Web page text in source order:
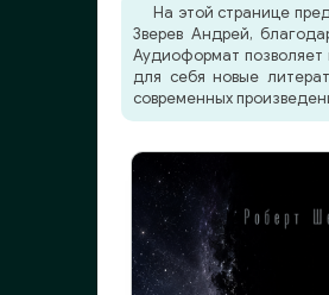
На этой странице
Зверев Андрей,
Аудиоформат позволяет
для себя новые
современных